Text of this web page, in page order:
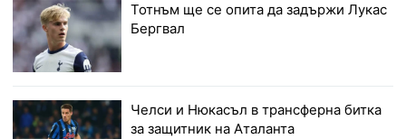
Тотнъм ще се опита да задържи Лукас
Бергвал
Челси и Нюкасъл в трансферна битка
за защитник на Аталанта